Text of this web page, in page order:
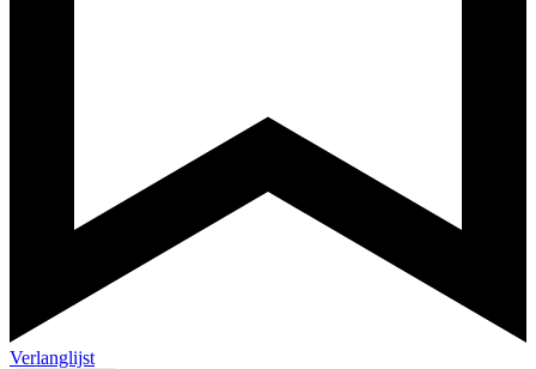
Verlanglijst